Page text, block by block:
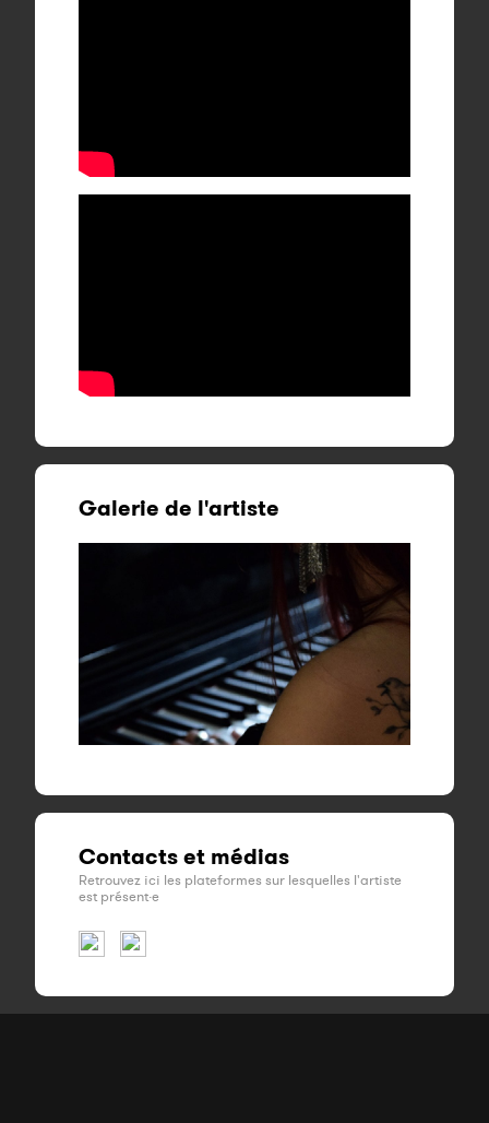
Galerie de l'artiste
Contacts et médias
Retrouvez ici les plateformes sur lesquelles l'artiste
est présent·e